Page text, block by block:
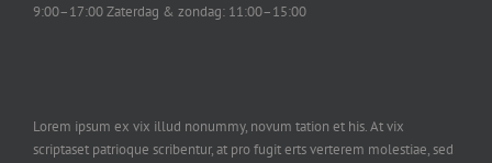
9:00–17:00 Zaterdag & zondag: 11:00–15:00
Lorem ipsum ex vix illud nonummy, novum tation et his. At vix
scriptaset patrioque scribentur, at pro fugit erts verterem molestiae, sed